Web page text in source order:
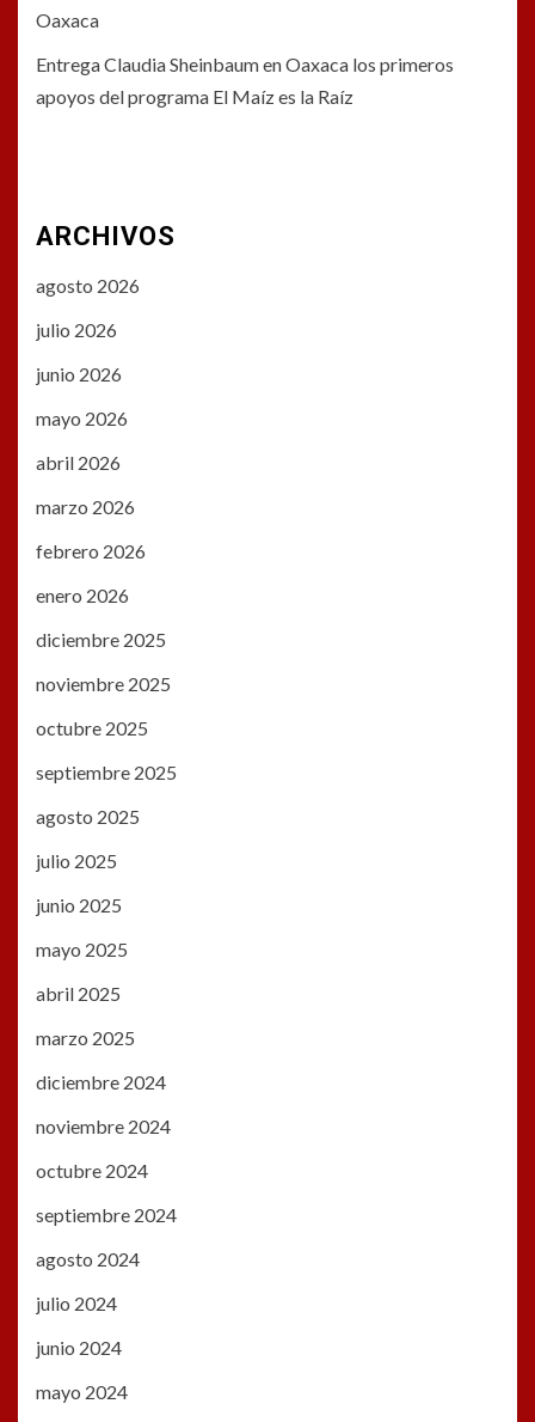
Oaxaca
Entrega Claudia Sheinbaum en Oaxaca los primeros
apoyos del programa El Maíz es la Raíz
ARCHIVOS
agosto 2026
julio 2026
junio 2026
mayo 2026
abril 2026
marzo 2026
febrero 2026
enero 2026
diciembre 2025
noviembre 2025
octubre 2025
septiembre 2025
agosto 2025
julio 2025
junio 2025
mayo 2025
abril 2025
marzo 2025
diciembre 2024
noviembre 2024
octubre 2024
septiembre 2024
agosto 2024
julio 2024
junio 2024
mayo 2024